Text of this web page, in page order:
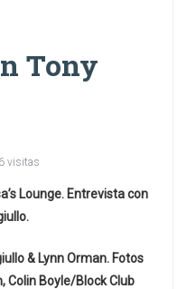
Tony
visitas
Lounge. Entrevista con
& Lynn Orman. Fotos
Colin Boyle/Block Club